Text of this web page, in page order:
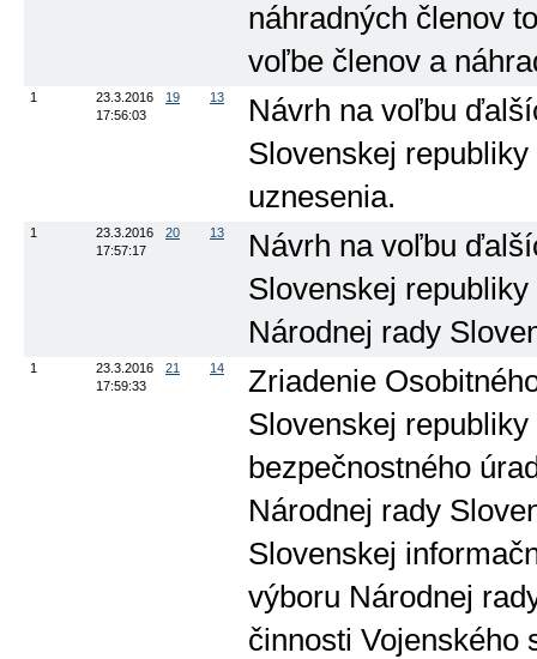
náhradných členov
voľbe členov a
1
23.3.2016
17:56:03
19 13
Návrh na voľbu
Slovenskej
uznesenia.
1
23.3.2016
17:57:17
20 13
Návrh na voľbu
Slovenskej
Národnej rady
1
23.3.2016
17:59:33
21 14
Zriadenie
Slovenskej
bezpečnostného
Národnej rady
Slovenskej
výboru Národnej
činnosti Vojenského